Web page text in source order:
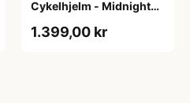
Cykelhjelm - Midnight
1.399,00 kr